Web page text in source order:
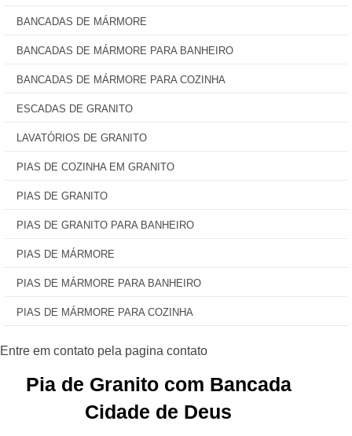
BANCADAS DE MÁRMORE
BANCADAS DE MÁRMORE PARA BANHEIRO
BANCADAS DE MÁRMORE PARA COZINHA
ESCADAS DE GRANITO
LAVATÓRIOS DE GRANITO
PIAS DE COZINHA EM GRANITO
PIAS DE GRANITO
PIAS DE GRANITO PARA BANHEIRO
PIAS DE MÁRMORE
PIAS DE MÁRMORE PARA BANHEIRO
PIAS DE MÁRMORE PARA COZINHA
Pia de Granito com Bancada
Cidade de Deus